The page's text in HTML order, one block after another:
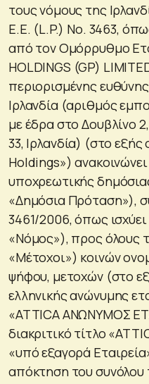
τους νόμους της
Ε.Ε. (L.P.) Νο. 3463,
από τον Ομόρρυθμο
HOLDINGS (GP)
περιορισμένης
Ιρλανδία (αριθμός
με έδρα στο Δουβλίνο
33, Ιρλανδία) (στο
Holdings»)
υποχρεωτικής
«Δημόσια Πρόταση»),
3461/2006, όπως
«Νόμος»), προς όλους
«Μέτοχοι») κοινών
ψήφου, μετοχών (στο
ελληνικής ανώνυμης
«ATTICA ΑΝΩΝΥΜΟΣ
διακριτικό τίτλο
«υπό εξαγορά
απόκτηση του